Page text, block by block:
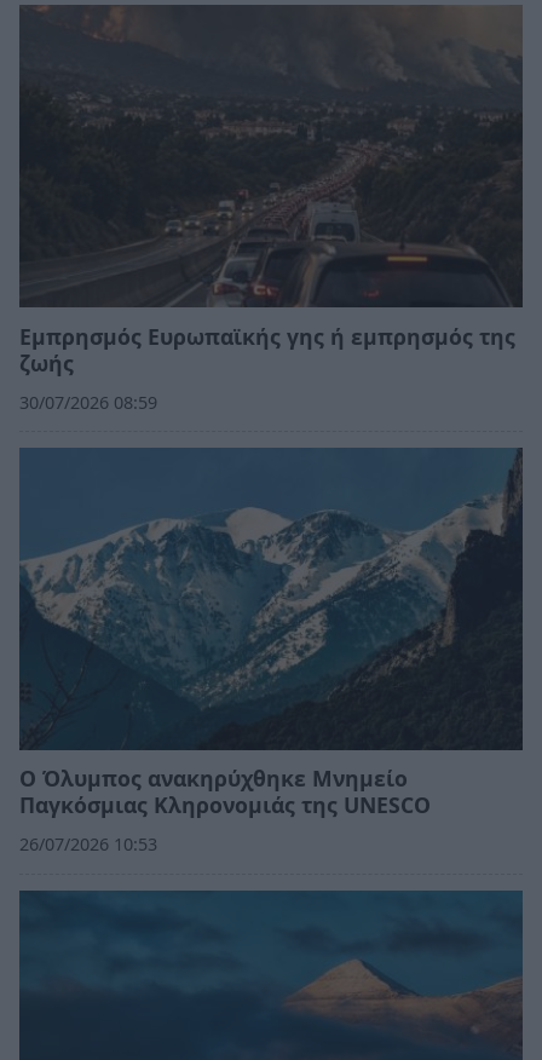
Εμπρησμός Ευρωπαϊκής γης ή εμπρησμός της
ζωής
30/07/2026 08:59
Ο Όλυμπος ανακηρύχθηκε Μνημείο
Παγκόσμιας Κληρονομιάς της UNESCO
26/07/2026 10:53